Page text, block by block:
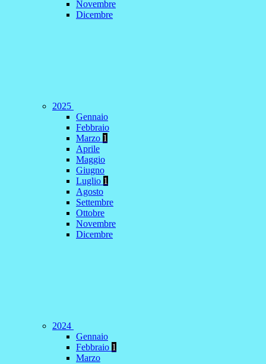
Novembre
Dicembre
2025
Gennaio
Febbraio
Marzo 1
Aprile
Maggio
Giugno
Luglio 1
Agosto
Settembre
Ottobre
Novembre
Dicembre
2024
Gennaio
Febbraio 1
Marzo